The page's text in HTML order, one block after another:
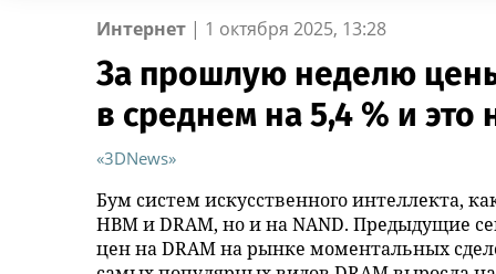
В Ингушетии состоялось
открытие
отреставрированного по
инициативе
республиканского МВД
России Суламбеку Осканову
Вернувшиеся из
«Деловые Линии» открыли
новый офис в аэропорту
Благовещенска
«Деловые
Челябинске
новый адрес
MWS AI выложила
«универсальный фильтр» для
больших языковых моделей в
открытый доступ
«ИНКА 4.0»
подход к
автоматического
**** Помидорки
Пилота оштрафовали за
отклонение от маршрута
полета под Томском
"Вонючие и
маргиналы
площадку в
Интернет | 1 октября 2025, 13:28
За прошлую неделю
в среднем на 5,4 % и это
«3DNews»
Бум систем искусственного интеллекта,
HBM и DRAM, но и на NAND. Предыдущие
цен на DRAM на рынке моментальных